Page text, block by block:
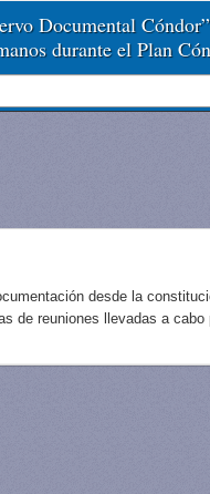
Documental Cóndor”
durante el Plan
desde la
de reuniones llevadas a